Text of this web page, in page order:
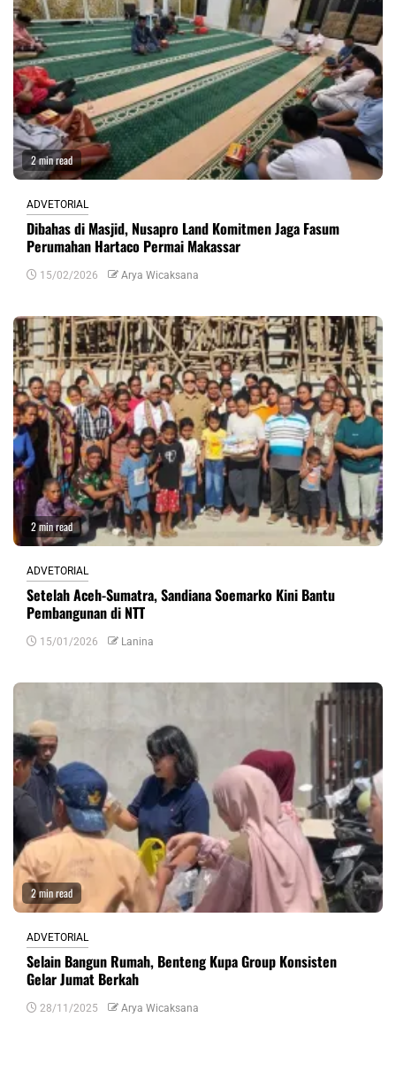
2 min read
ADVETORIAL
Dibahas di Masjid, Nusapro Land Komitmen Jaga Fasum
Perumahan Hartaco Permai Makassar
15/02/2026 Arya Wicaksana
2 min read
ADVETORIAL
Setelah Aceh-Sumatra, Sandiana Soemarko Kini Bantu
Pembangunan di NTT
15/01/2026 Lanina
2 min read
ADVETORIAL
Selain Bangun Rumah, Benteng Kupa Group Konsisten
Gelar Jumat Berkah
28/11/2025 Arya Wicaksana